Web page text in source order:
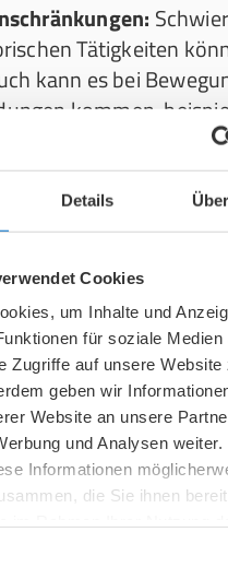
Details
Cookies
um Inhalte und
für soziale Medien
Zugriffe auf unsere Website
geben wir
Website an unsere
und Analysen weiter.
Informationen
die Sie ihnen
Tätigkeiten
kann es bei
kommen,
Hand hätte einen
bekommen.
Bei
sich der Daumenballen